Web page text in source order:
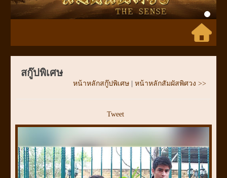
สกู๊ปพิเศษ
หน้าหลักสกู๊ปพิเศษ หน้าหลักสัมผัสพิศวง >>
Tweet